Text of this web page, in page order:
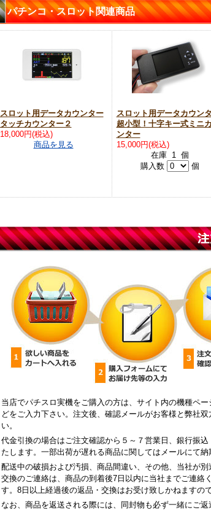
パチンコ・スロット関連商品
スロット用データカウンター
タッチカウンター２
18,000円(税込)
商品を見る
スロット用データカウン
超小型！十字キー式ミニ
ンター
15,000円(税込)
在庫 1 個
購入数
個
当店でパチスロ実機をご購入の方は、サイト内の機種ペ
どをご入力下さい。注文後、確認メールがお客様と弊社
い。
代金引換の場合はご注文確認から５～７営業日、銀行振
たします。一部出荷が遅れる商品に関してはメールにて納
配送中の破損および汚損、商品間違い、その他、当社が
交換のご連絡は、商品の到着後7日以内に当社までご連絡
す。8日以上経過後の返品・交換はお受け致しかねますの
なお、商品を返送される際には、同封物も必ず一緒にご返